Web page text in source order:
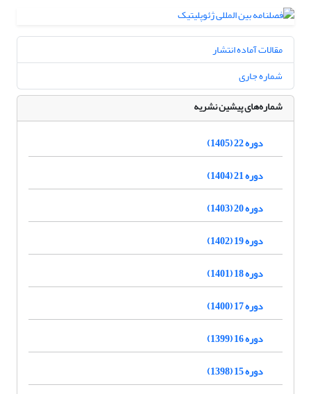
مقالات آماده انتشار
شماره جاری
شماره‌های پیشین نشریه
دوره 22 (1405)
دوره 21 (1404)
دوره 20 (1403)
دوره 19 (1402)
دوره 18 (1401)
دوره 17 (1400)
دوره 16 (1399)
دوره 15 (1398)